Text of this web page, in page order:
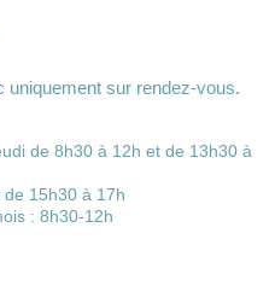
uniquement sur rendez-vous.
de 8h30 à 12h et de 13h30 à
15h30 à 17h
: 8h30-12h